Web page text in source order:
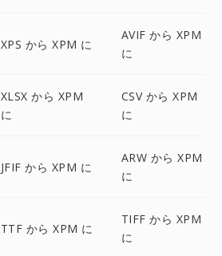
XPS から XPM に
AVIF から XPM
に
XLSX から XPM
に
CSV から XPM
に
JFIF から XPM に
ARW から XPM
に
TTF から XPM に
TIFF から XPM
に